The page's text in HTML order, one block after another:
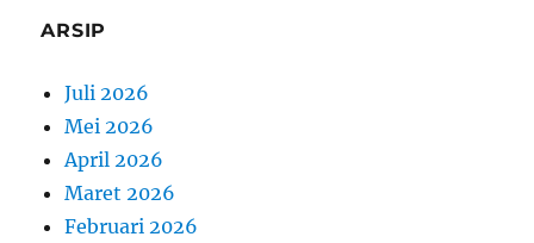
ARSIP
Juli 2026
Mei 2026
April 2026
Maret 2026
Februari 2026